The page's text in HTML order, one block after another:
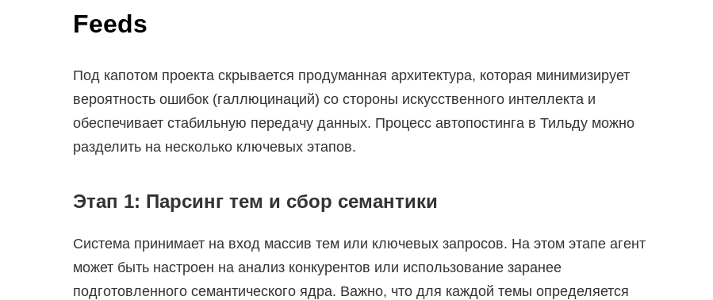
Feeds
Под капотом проекта скрывается продуманная архитектура, которая минимизирует
вероятность ошибок (галлюцинаций) со стороны искусственного интеллекта и
обеспечивает стабильную передачу данных. Процесс автопостинга в Тильду можно
разделить на несколько ключевых этапов.
Этап 1: Парсинг тем и сбор семантики
Система принимает на вход массив тем или ключевых запросов. На этом этапе агент
может быть настроен на анализ конкурентов или использование заранее
подготовленного семантического ядра. Важно, что для каждой темы определяется